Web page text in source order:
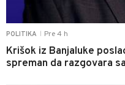
POLITIKA Pre 4 h
Krišok iz Banjaluke
spreman da razgovara